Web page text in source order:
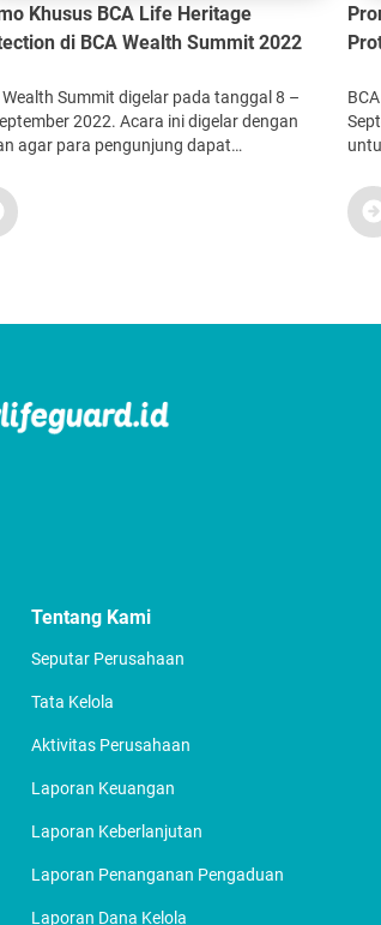
Khusus BCA Life Heritage
di BCA Wealth Summit 2022
Wealth Summit digelar pada tanggal 8 –
2022. Acara ini digelar dengan
agar para pengunjung dapat
caranya mengembangakan
tersebut dari para ahli dan
terpercaya.
Tentang Kami
Seputar Perusahaan
Tata Kelola
Aktivitas Perusahaan
Laporan Keuangan
Laporan Keberlanjutan
Laporan Penanganan Pengaduan
Laporan Dana Kelola